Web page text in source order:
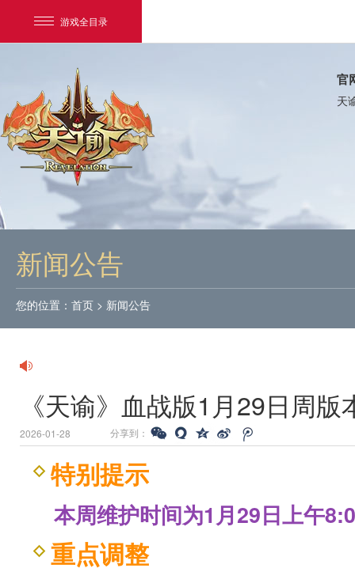
游戏全目录
网易游戏
我的足迹：
官
天
新闻公告
您的位置： 首页 > 新闻公告
《天谕》血战版1月29日周
2026-01-28 分享到：
特别提示
本周维护时间为1月29日上午
重点调整